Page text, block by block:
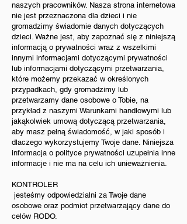
naszych pracowników. Nasza strona internetowa
nie jest przeznaczona dla dzieci i nie
gromadzimy świadomie danych dotyczących
dzieci. Ważne jest, aby zapoznać się z niniejszą
informacją o prywatności wraz z wszelkimi
innymi informacjami dotyczącymi prywatności
lub informacjami dotyczącymi przetwarzania,
które możemy przekazać w określonych
przypadkach, gdy gromadzimy lub
przetwarzamy dane osobowe o Tobie, na
przykład z naszymi Warunkami handlowymi lub
jakąkolwiek umową dotyczącą przetwarzania,
aby masz pełną świadomość, w jaki sposób i
dlaczego wykorzystujemy Twoje dane. Niniejsza
informacja o polityce prywatności uzupełnia inne
informacje i nie ma na celu ich unieważnienia.
KONTROLER
jesteśmy odpowiedzialni za Twoje dane
osobowe oraz podmiot przetwarzający dane do
celów RODO.